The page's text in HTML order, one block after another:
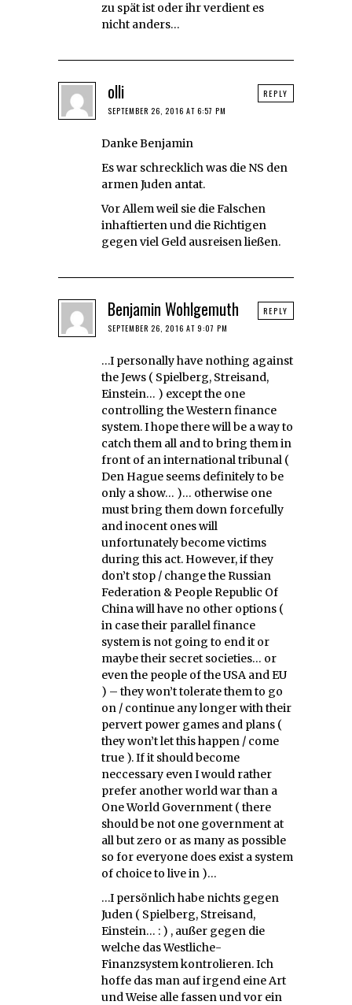
zu spät ist oder ihr verdient es
nicht anders…
olli
SEPTEMBER 26, 2016 AT 6:57 PM
Danke Benjamin
Es war schrecklich was die NS den
armen Juden antat.
Vor Allem weil sie die Falschen
inhaftierten und die Richtigen
gegen viel Geld ausreisen ließen.
REPLY
Benjamin Wohlgemuth
SEPTEMBER 26, 2016 AT 9:07 PM
…I personally have nothing against
the Jews ( Spielberg, Streisand,
Einstein… ) except the one
controlling the Western finance
system. I hope there will be a way to
catch them all and to bring them in
front of an international tribunal (
Den Hague seems definitely to be
only a show… )… otherwise one
must bring them down forcefully
and inocent ones will
unfortunately become victims
during this act. However, if they
don’t stop / change the Russian
Federation & People Republic Of
China will have no other options (
in case their parallel finance
system is not going to end it or
maybe their secret societies… or
even the people of the USA and EU
) – they won’t tolerate them to go
on / continue any longer with their
pervert power games and plans (
they won’t let this happen / come
true ). If it should become
neccessary even I would rather
prefer another world war than a
One World Government ( there
should be not one government at
all but zero or as many as possible
so for everyone does exist a system
of choice to live in )…
…I persönlich habe nichts gegen
Juden ( Spielberg, Streisand,
Einstein… : ) , außer gegen die
welche das Westliche-
Finanzsystem kontrolieren. Ich
hoffe das man auf irgend eine Art
und Weise alle fassen und vor ein
REPLY